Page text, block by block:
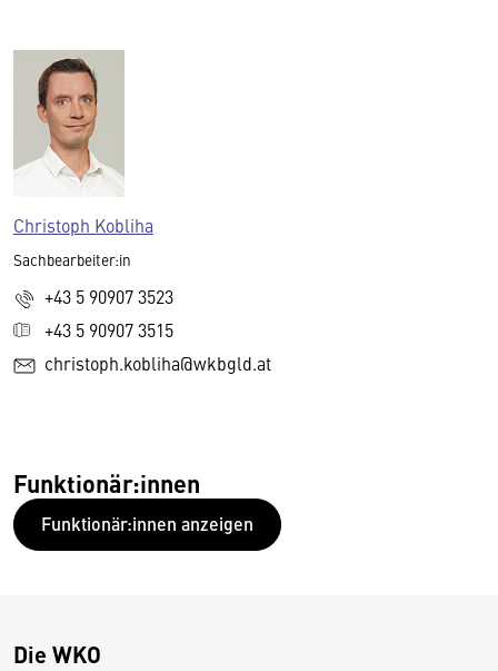
Christoph Kobliha
Sachbearbeiter:in
+43 5 90907 3523
+43 5 90907 3515
christoph.kobliha@wkbgld.at
Funktionär:innen
Funktionär:innen anzeigen
Die WKO